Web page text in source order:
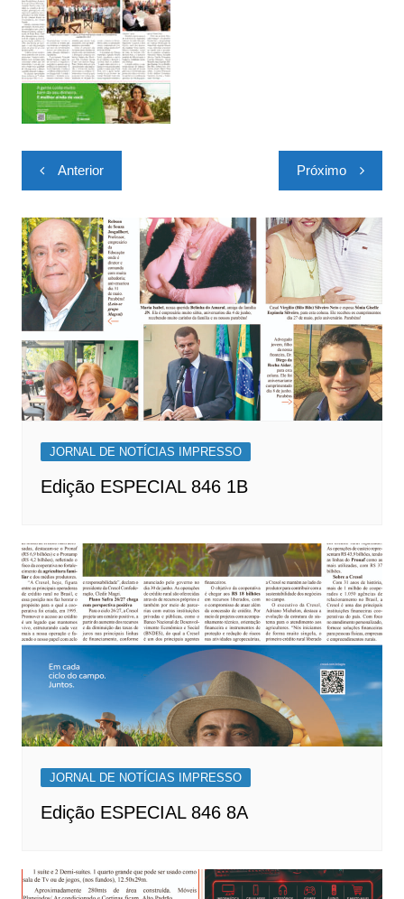
Navegação
de
Post
Anterior Próximo
JORNAL DE NOTÍCIAS IMPRESSO
Edição ESPECIAL 846 1B
JORNAL DE NOTÍCIAS IMPRESSO
Edição ESPECIAL 846 8A